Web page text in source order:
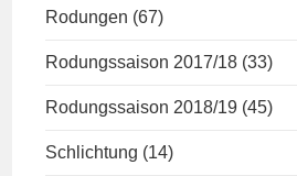
Rodungen (67)
Rodungssaison 2017/18 (33)
Rodungssaison 2018/19 (45)
Schlichtung (14)